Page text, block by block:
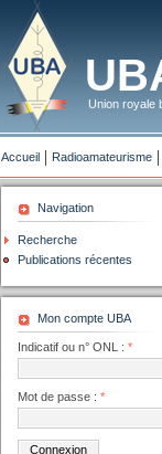
Union royale
Accueil Radioamateurisme
Navigation
Recherche
Publications récentes
Mon compte UBA
Indicatif ou n° ONL : *
Mot de passe : *